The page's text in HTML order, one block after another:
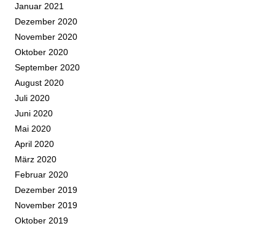
Januar 2021
Dezember 2020
November 2020
Oktober 2020
September 2020
August 2020
Juli 2020
Juni 2020
Mai 2020
April 2020
März 2020
Februar 2020
Dezember 2019
November 2019
Oktober 2019